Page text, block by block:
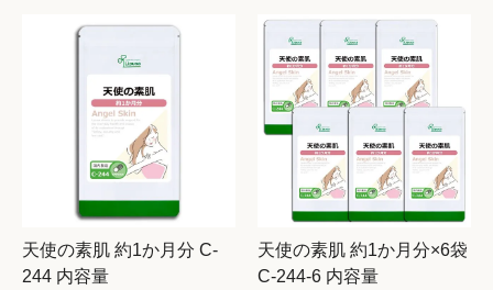
天使の素肌 約1か月分 C-
244 内容量
天使の素肌 約1か月分×6袋
C-244-6 内容量